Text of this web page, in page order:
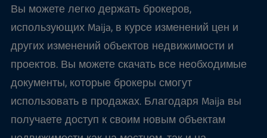
Вы можете легко держать брокеров,
использующих Maija, в курсе изменений цен и
других изменений объектов недвижимости и
проектов. Вы можете скачать все необходимые
документы, которые брокеры смогут
использовать в продажах. Благодаря Maija вы
получаете доступ к своим новым объектам